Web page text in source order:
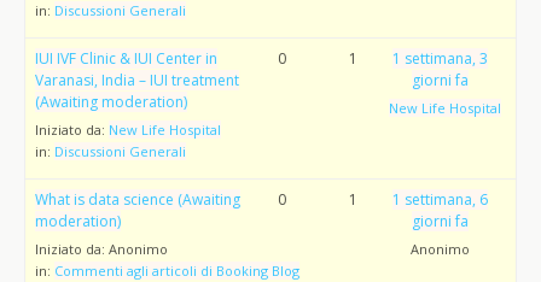
in: Discussioni Generali
IUI IVF Clinic & IUI Center in
Varanasi, India – IUI treatment
(Awaiting moderation)
Iniziato da: New Life Hospital
in: Discussioni Generali
0 1
1 settimana, 3
giorni fa
New Life Hospital
What is data science (Awaiting
moderation)
Iniziato da: Anonimo
in: Commenti agli articoli di Booking Blog
0 1
1 settimana, 6
giorni fa
Anonimo